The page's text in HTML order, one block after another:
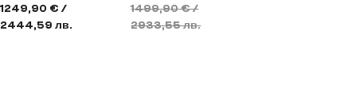
1249,90 € /
2444,59 лв.
1499,90 € /
2933,55 лв.